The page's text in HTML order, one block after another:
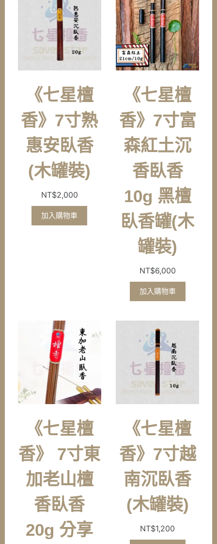
《七星檀
香》7寸熟
惠安臥香
(木罐裝)
NT$2,000
加入購物車
《七星檀
香》7寸富
森紅土沉
香臥香
10g 黑檀
臥香罐(木
罐裝)
NT$6,000
加入購物車
《七星檀
香》 7寸東
加老山檀
香臥香
20g 分享
《七星檀
香》7寸越
南沉臥香
(木罐裝)
NT$1,200